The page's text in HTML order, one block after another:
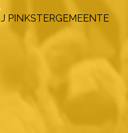
PINKSTERGEMEENTE